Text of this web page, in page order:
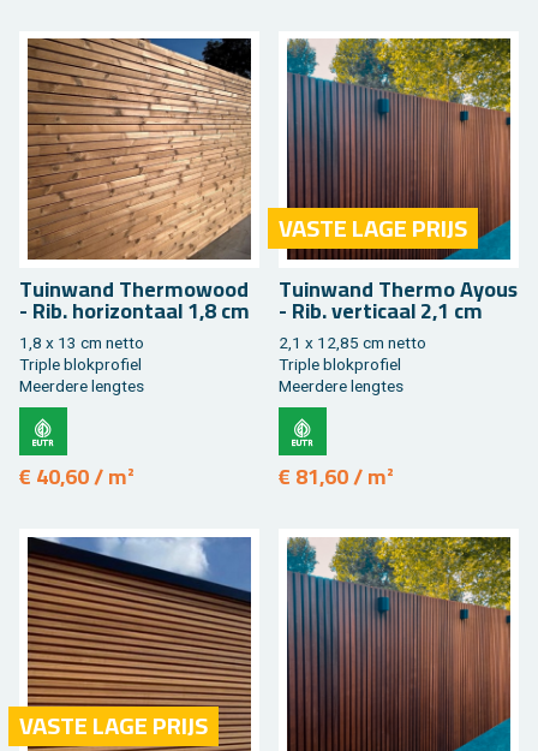
Tuin­wand Ther­mo­wood
- Rib. ho­ri­zon­taal 1,8 cm
1,8 x 13 cm netto
Tri­ple blok­pro­fiel
Meer­de­re leng­tes
€ 40,60 / m²
VASTE LAGE PRIJS
Tuin­wand Ther­mo Ayous
- Rib. ver­ti­caal 2,1 cm
2,1 x 12,85 cm netto
Tri­ple blok­pro­fiel
Meer­de­re leng­tes
€ 81,60 / m²
VASTE LAGE PRIJS